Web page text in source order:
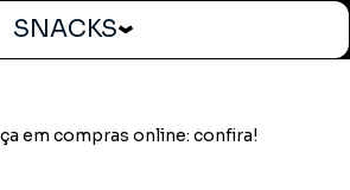
SNACKS
em compras online: confira!